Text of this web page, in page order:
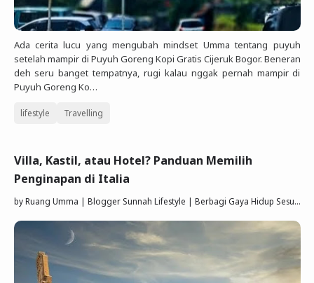
Ada cerita lucu yang mengubah mindset Umma tentang puyuh
setelah mampir di Puyuh Goreng Kopi Gratis Cijeruk Bogor. Beneran
deh seru banget tempatnya, rugi kalau nggak pernah mampir di
Puyuh Goreng Ko…
lifestyle Travelling
Villa, Kastil, atau Hotel? Panduan Memilih
Penginapan di Italia
byRuang Umma | Blogger Sunnah Lifestyle | Berbagi Gaya Hidup Sesuai Quran Sunnah